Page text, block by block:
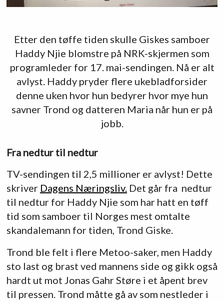
Etter den tøffe tiden skulle Giskes samboer
Haddy Njie blomstre på NRK-skjermen som
programleder for 17. mai-sendingen. Nå er alt
avlyst. Haddy pryder flere ukebladforsider
denne uken hvor hun bedyrer hvor mye hun
savner Trond og datteren Maria når hun er på
jobb.
Fra nedtur til nedtur
TV-sendingen til 2,5 millioner er avlyst! Dette
skriver Dagens Næringsliv.Det går fra nedtur
til nedtur for Haddy Njie som har hatt en tøff
tid som samboer til Norges mest omtalte
skandalemann for tiden, Trond Giske.
Trond ble felt i flere Metoo-saker, men Haddy
sto last og brast ved mannens side og gikk også
hardt ut mot Jonas Gahr Støre i et åpent brev
til pressen. Trond måtte gå av som nestleder i